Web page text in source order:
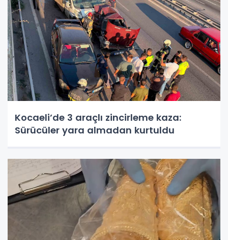
Kocaeli’de 3 araçlı zincirleme kaza:
Sürücüler yara almadan kurtuldu